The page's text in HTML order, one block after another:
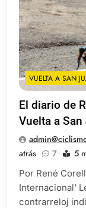
VUELTA A SAN
El diario de
Vuelta a
atrás
7 5
Por René
Internacional’
contrarreloj